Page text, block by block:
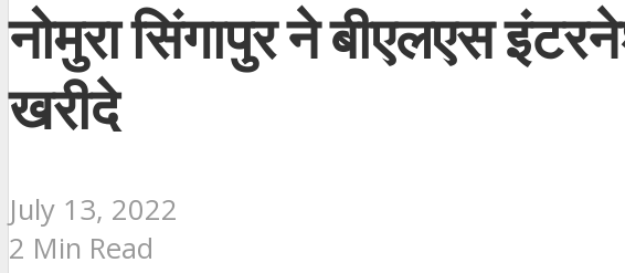
नोमुरा सिंगापुर ने बीएलएस
खरीदे
July 13, 2022
2 Min Read